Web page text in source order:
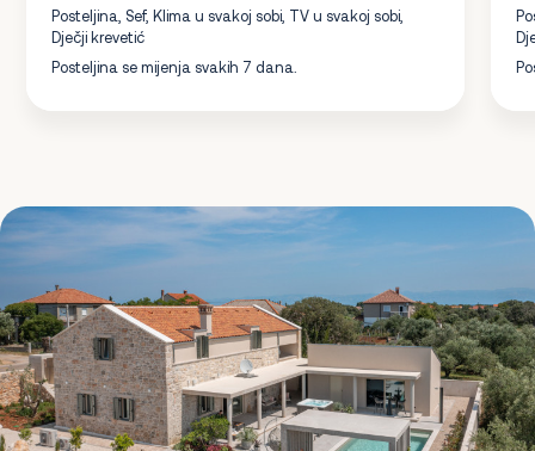
Posteljina, Sef, Klima u svakoj sobi, TV u svakoj sobi,
Dječji krevetić
Posteljina se mijenja svakih 7 dana.